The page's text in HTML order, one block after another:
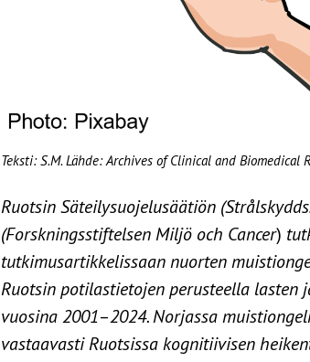
Teksti: S.M. Lähde: Archives of Clinical and Biomedical
Ruotsin Säteilysuojelusäätiön
(Forskningsstiftelsen Miljö och Cancer)
tutkimusartikkelissaan nuorten
Ruotsin potilastietojen perusteella
vuosina 2001–2024. Norjassa
vastaavasti Ruotsissa kognitiivisen